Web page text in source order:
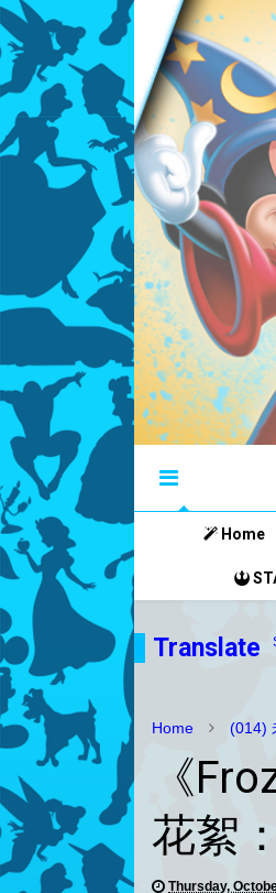
Home
Translate
Home (014)
《
花絮
Thursday,